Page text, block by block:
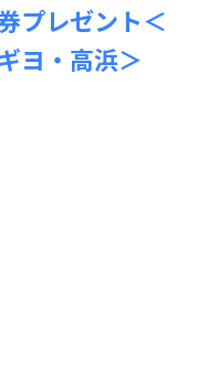
プレゼント＜
ヨ・高浜＞